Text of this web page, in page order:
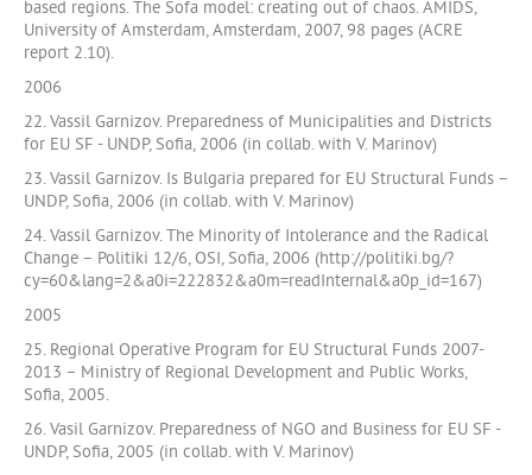
based regions. The Sofa model: creating out of chaos. AMIDS,
University of Amsterdam, Amsterdam, 2007, 98 pages (ACRE
report 2.10).
2006
22. Vassil Garnizov. Preparedness of Municipalities and Districts
for EU SF - UNDP, Sofia, 2006 (in collab. with V. Marinov)
23. Vassil Garnizov. Is Bulgaria prepared for EU Structural Funds –
UNDP, Sofia, 2006 (in collab. with V. Marinov)
24. Vassil Garnizov. The Minority of Intolerance and the Radical
Change – Politiki 12/6, OSI, Sofia, 2006 (http://politiki.bg/?
cy=60&lang=2&a0i=222832&a0m=readInternal&a0p_id=167)
2005
25. Regional Operative Program for EU Structural Funds 2007-
2013 – Ministry of Regional Development and Public Works,
Sofia, 2005.
26. Vasil Garnizov. Preparedness of NGO and Business for EU SF -
UNDP, Sofia, 2005 (in collab. with V. Marinov)